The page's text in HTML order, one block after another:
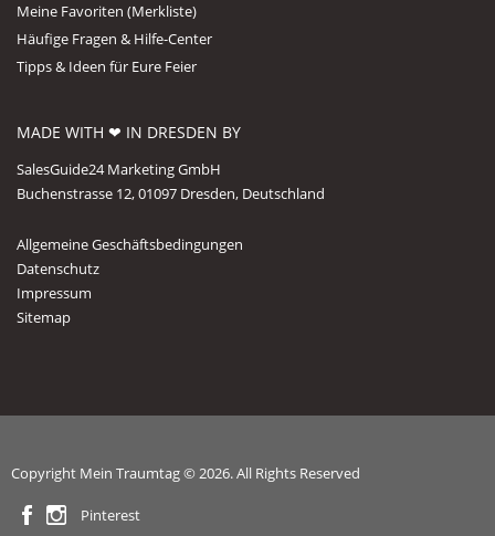
Meine Favoriten (Merkliste)
Häufige Fragen & Hilfe-Center
Tipps & Ideen für Eure Feier
MADE WITH ❤ IN DRESDEN BY
SalesGuide24 Marketing GmbH
Buchenstrasse 12, 01097 Dresden, Deutschland
Allgemeine Geschäftsbedingungen
Datenschutz
Impressum
Sitemap
Copyright Mein Traumtag © 2026. All Rights Reserved
Pinterest